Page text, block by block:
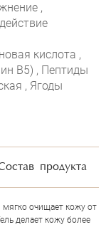
,
кислота ,
B5) , Пептиды
, Ягоды
продукта
мягко очищает кожу от
делает кожу более